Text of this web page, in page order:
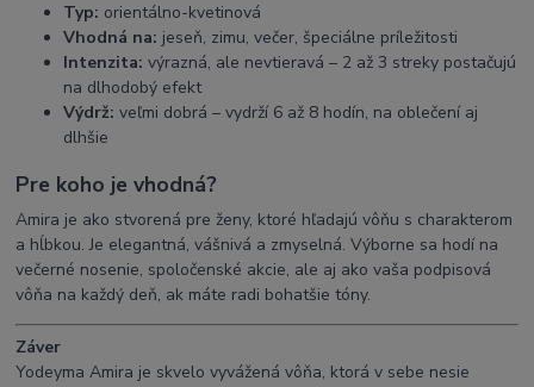
Typ: orientálno-kvetinová
Vhodná na: jeseň, zimu, večer, špeciálne príležitosti
Intenzita: výrazná, ale nevtieravá – 2 až 3 streky postačujú
na dlhodobý efekt
Výdrž: veľmi dobrá – vydrží 6 až 8 hodín, na oblečení aj
dlhšie
Pre koho je vhodná?
Amira je ako stvorená pre ženy, ktoré hľadajú vôňu s charakterom
a hĺbkou. Je elegantná, vášnivá a zmyselná. Výborne sa hodí na
večerné nosenie, spoločenské akcie, ale aj ako vaša podpisová
vôňa na každý deň, ak máte radi bohatšie tóny.
Záver
Yodeyma Amira je skvelo vyvážená vôňa, ktorá v sebe nesie